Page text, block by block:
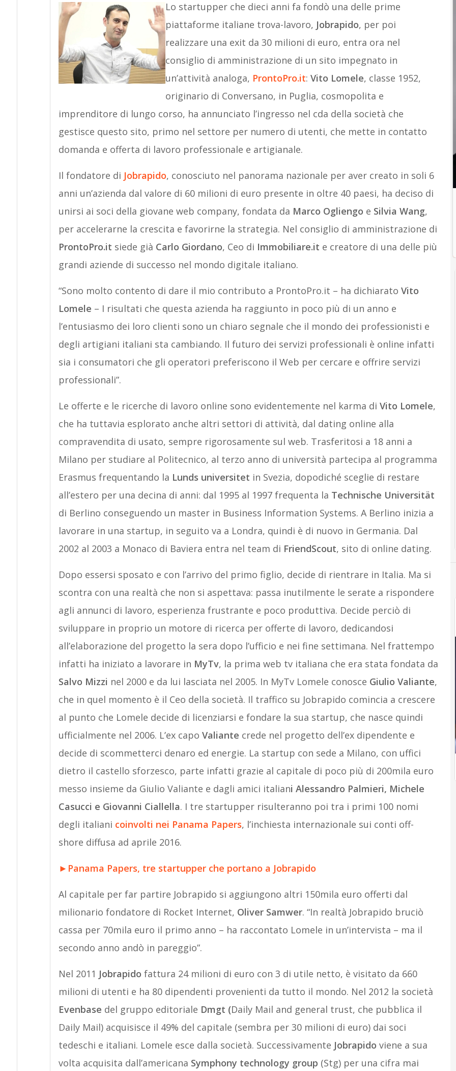
Lo startupper che dieci anni fa fondò una delle prime
piattaforme italiane trova-lavoro, Jobrapido, per poi
realizzare una exit da 30 milioni di euro, entra ora nel
consiglio di amministrazione di un sito impegnato in
un’attività analoga, ProntoPro.it: Vito Lomele, classe 1952,
originario di Conversano, in Puglia, cosmopolita e
imprenditore di lungo corso, ha annunciato l’ingresso nel cda della società che
gestisce questo sito, primo nel settore per numero di utenti, che mette in contatto
domanda e offerta di lavoro professionale e artigianale.
Il fondatore di Jobrapido, conosciuto nel panorama nazionale per aver creato in soli 6
anni un’azienda dal valore di 60 milioni di euro presente in oltre 40 paesi, ha deciso di
unirsi ai soci della giovane web company, fondata da Marco Ogliengo e Silvia Wang,
per accelerarne la crescita e favorirne la strategia. Nel consiglio di amministrazione di
ProntoPro.it siede già Carlo Giordano, Ceo di Immobiliare.it e creatore di una delle più
grandi aziende di successo nel mondo digitale italiano.
“Sono molto contento di dare il mio contributo a ProntoPro.it – ha dichiarato Vito
Lomele – I risultati che questa azienda ha raggiunto in poco più di un anno e
l’entusiasmo dei loro clienti sono un chiaro segnale che il mondo dei professionisti e
degli artigiani italiani sta cambiando. Il futuro dei servizi professionali è online infatti
sia i consumatori che gli operatori preferiscono il Web per cercare e offrire servizi
professionali”.
Le offerte e le ricerche di lavoro online sono evidentemente nel karma di Vito Lomele,
che ha tuttavia esplorato anche altri settori di attività, dal dating online alla
compravendita di usato, sempre rigorosamente sul web. Trasferitosi a 18 anni a
Milano per studiare al Politecnico, al terzo anno di università partecipa al programma
Erasmus frequentando la Lunds universitet in Svezia, dopodiché sceglie di restare
all’estero per una decina di anni: dal 1995 al 1997 frequenta la Technische Universität
di Berlino conseguendo un master in Business Information Systems. A Berlino inizia a
lavorare in una startup, in seguito va a Londra, quindi è di nuovo in Germania. Dal
2002 al 2003 a Monaco di Baviera entra nel team di FriendScout, sito di online dating.
Dopo essersi sposato e con l’arrivo del primo figlio, decide di rientrare in Italia. Ma si
scontra con una realtà che non si aspettava: passa inutilmente le serate a rispondere
agli annunci di lavoro, esperienza frustrante e poco produttiva. Decide perciò di
sviluppare in proprio un motore di ricerca per offerte di lavoro, dedicandosi
all’elaborazione del progetto la sera dopo l’ufficio e nei fine settimana. Nel frattempo
infatti ha iniziato a lavorare in MyTv, la prima web tv italiana che era stata fondata da
Salvo Mizzi nel 2000 e da lui lasciata nel 2005. In MyTv Lomele conosce Giulio Valiante,
che in quel momento è il Ceo della società. Il traffico su Jobrapido comincia a crescere
al punto che Lomele decide di licenziarsi e fondare la sua startup, che nasce quindi
ufficialmente nel 2006. L’ex capo Valiante crede nel progetto dell’ex dipendente e
decide di scommetterci denaro ed energie. La startup con sede a Milano, con uffici
dietro il castello sforzesco, parte infatti grazie al capitale di poco più di 200mila euro
messo insieme da Giulio Valiante e dagli amici italiani Alessandro Palmieri, Michele
Casucci e Giovanni Ciallella. I tre startupper risulteranno poi tra i primi 100 nomi
degli italiani coinvolti nei Panama Papers, l’inchiesta internazionale sui conti off-
shore diffusa ad aprile 2016.
► Panama Papers, tre startupper che portano a Jobrapido
Al capitale per far partire Jobrapido si aggiungono altri 150mila euro offerti dal
milionario fondatore di Rocket Internet, Oliver Samwer. “In realtà Jobrapido bruciò
cassa per 70mila euro il primo anno – ha raccontato Lomele in un’intervista – ma il
secondo anno andò in pareggio”.
Nel 2011 Jobrapido fattura 24 milioni di euro con 3 di utile netto, è visitato da 660
milioni di utenti e ha 80 dipendenti provenienti da tutto il mondo. Nel 2012 la società
Evenbase del gruppo editoriale Dmgt (Daily Mail and general trust, che pubblica il
Daily Mail) acquisisce il 49% del capitale (sembra per 30 milioni di euro) dai soci
tedeschi e italiani. Lomele esce dalla società. Successivamente Jobrapido viene a sua
volta acquisita dall’americana Symphony technology group (Stg) per una cifra mai